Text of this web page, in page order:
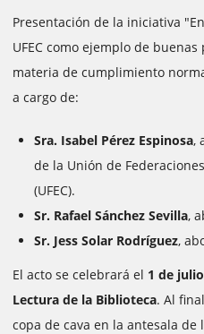
Presentación de la iniciativa
UFEC como ejemplo de
materia de cumplimiento
a cargo de:
Sra. Isabel Pérez Espinosa,
de la Unión de
(UFEC).
Sr. Rafael Sánchez Sevilla,
Sr. Jess Solar Rodríguez,
El acto se celebrará el 1 de
Lectura de la Biblioteca. Al
copa de cava en la antesala de